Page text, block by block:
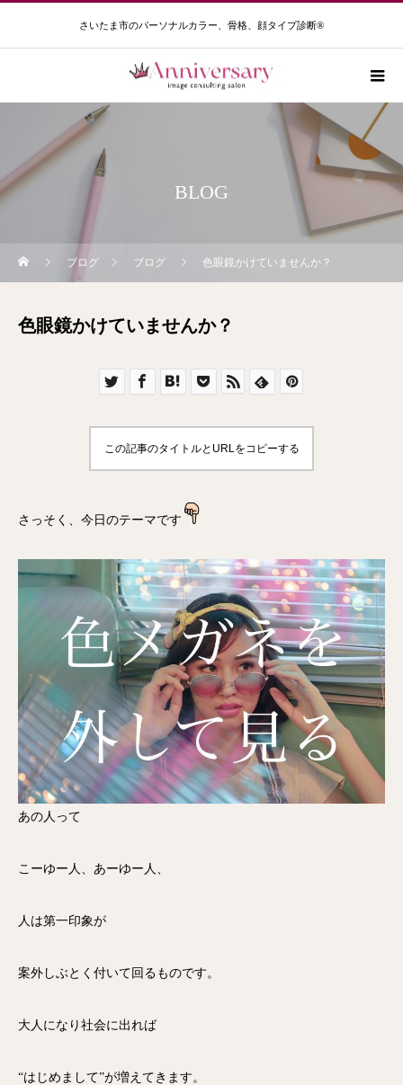
さいたま市のパーソナルカラー、骨格、顔タイプ診断®️
BLOG
ブログ ブログ 色眼鏡かけていませんか？
色眼鏡かけていませんか？
この記事のタイトルとURLをコピーする
さっそく、今日のテーマです
あの人って
こーゆー人、あーゆー人、
人は第一印象が
案外しぶとく付いて回るものです。
大人になり社会に出れば
“はじめまして”が増えてきます。